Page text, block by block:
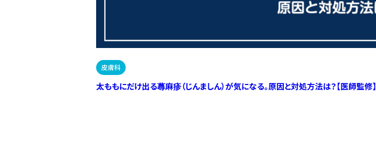
皮膚科
太ももにだけ出る蕁麻疹（じんましん）が気になる。原因と対処方法は？【医師監修】